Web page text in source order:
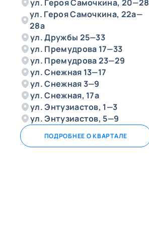
ул. Героя Самочкина, 20—28
ул. Героя Самочкина, 22а—
28а
ул. Дружбы 25—33
ул. Премудрова 17—33
ул. Премудрова 23—29
ул. Снежная 13—17
ул. Снежная 3—9
ул. Снежная, 17а
ул. Энтузиастов, 1—3
ул. Энтузиастов, 5—9
ПОДРОБНЕЕ О КВАРТАЛЕ